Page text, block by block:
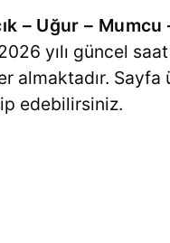
– Uğur –
yılı güncel
almaktadır.
edebilirsiniz.